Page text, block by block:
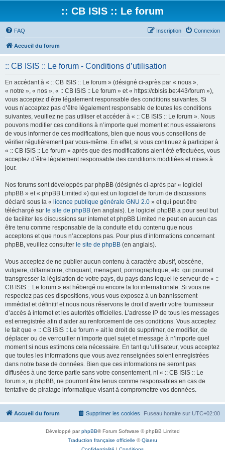
:: CB ISIS :: Le forum
FAQ Connexion
Inscription
Accueil du forum
:: CB ISIS :: Le forum - Conditions d’utilisation
En accédant à « :: CB ISIS :: Le forum » (désigné ci-après par « nous »,
« notre », « nos », « :: CB ISIS :: Le forum » et « https://cbisis.be:443/forum »),
vous acceptez d’être légalement responsable des conditions suivantes. Si
vous n’acceptez pas d’être légalement responsable de toutes les conditions
suivantes, veuillez ne pas utiliser et accéder à « :: CB ISIS :: Le forum ». Nous
pouvons modifier ces conditions à n’importe quel moment et nous essaierons
de vous informer de ces modifications, bien que nous vous conseillons de
vérifier régulièrement par vous-même. En effet, si vous continuez à participer à
« :: CB ISIS :: Le forum » après que des modifications aient été effectuées, vous
acceptez d’être légalement responsable des conditions modifiées et mises à
jour.
Nos forums sont développés par phpBB (désignés ci-après par « logiciel
phpBB » et « phpBB Limited ») qui est un logiciel de forum de discussions
déclaré sous la « licence publique générale GNU 2.0 » et qui peut être
téléchargé sur le site de phpBB (en anglais). Le logiciel phpBB a pour seul but
de faciliter les discussions sur internet et phpBB Limited ne peut en aucun cas
être tenu comme responsable de la conduite et du contenu que nous
acceptons et que nous n’acceptons pas. Pour plus d’informations concernant
phpBB, veuillez consulter le site de phpBB (en anglais).
Vous acceptez de ne publier aucun contenu à caractère abusif, obscène,
vulgaire, diffamatoire, choquant, menaçant, pornographique, etc. qui pourrait
transgresser la législation de votre pays, du pays dans lequel le serveur de « ::
CB ISIS :: Le forum » est hébergé ou encore la loi internationale. Si vous ne
respectez pas ces dispositions, vous vous exposez à un bannissement
immédiat et définitif et nous nous réservons le droit d’avertir votre fournisseur
d’accès à internet et les autorités officielles. L’adresse IP de tous les messages
est enregistrée afin d’aider au renforcement de ces conditions. Vous acceptez
le fait que « :: CB ISIS :: Le forum » ait le droit de supprimer, de modifier, de
déplacer ou de verrouiller n’importe quel sujet et message à n’importe quel
moment si nous estimons cela nécessaire. En tant qu’utilisateur, vous acceptez
que toutes les informations que vous avez renseignées soient enregistrées
dans notre base de données. Bien que ces informations ne seront pas
diffusées à une tierce partie sans votre consentement, ni « :: CB ISIS :: Le
forum », ni phpBB, ne pourront être tenus comme responsables en cas de
tentative de piratage informatique visant à compromettre vos données.
Accueil du forum Fuseau horaire sur UTC+02:00
Supprimer les cookies
Développé parphpBB® Forum Software © phpBB Limited
Traduction française officielle ©Qiaeru